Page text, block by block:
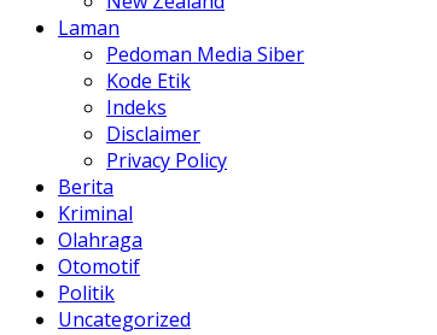
Laman
Pedoman Media Siber
Kode Etik
Indeks
Disclaimer
Privacy Policy
Berita
Kriminal
Olahraga
Otomotif
Politik
Uncategorized